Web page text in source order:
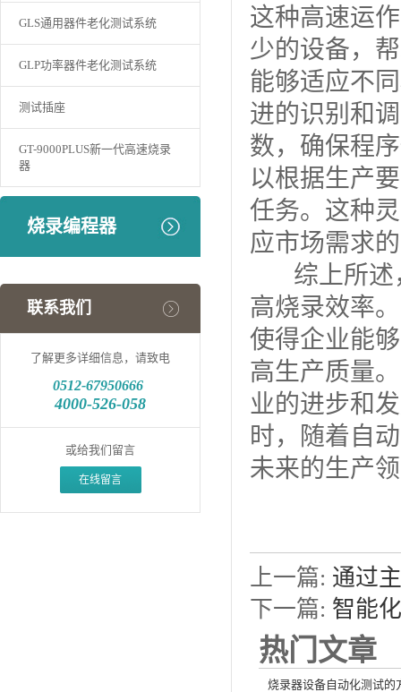
GLS通用器件老化测试系统
GLP功率器件老化测试系统
测试插座
GT-9000PLUS新一代高速烧录
器
烧录编程器
联系我们
了解更多详细信息，请致电
0512-67950666
4000-526-058
或给我们留言
在线留言
这种高速运
少的设备，
能够适应不
进的识别和
数，确保程
以根据生产
任务。这种
应市场需求
综上所
高烧录效率
使得企业能
高生产质量
业的进步和
时，随着自
未来的生产
上一篇: 通过
下一篇: 智能
热门文章
烧录器设备自动化测试的